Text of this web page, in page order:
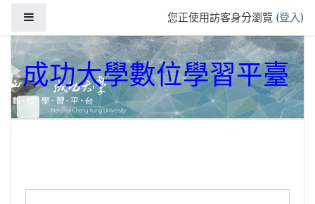
您正使用訪客身分瀏覽 (登入)
成功大學數位學習平臺